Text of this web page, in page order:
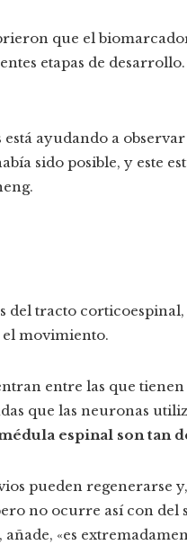
que el
etapas de
ayudando a
sido posible, y este
del tracto
movimiento.
entre las que
que las neuronas
espinal son tan
pueden regenerarse
no ocurre así con del
«es